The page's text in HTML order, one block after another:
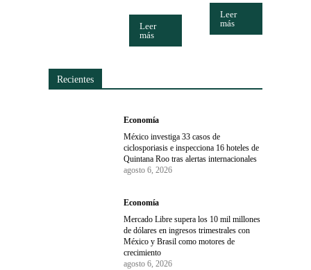
Leer
más
Leer
más
Recientes
Economía
México investiga 33 casos de
ciclosporiasis e inspecciona 16 hoteles de
Quintana Roo tras alertas internacionales
agosto 6, 2026
Economía
Mercado Libre supera los 10 mil millones
de dólares en ingresos trimestrales con
México y Brasil como motores de
crecimiento
agosto 6, 2026